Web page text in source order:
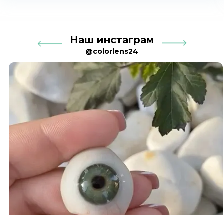
Наш инстаграм
@colorlens24